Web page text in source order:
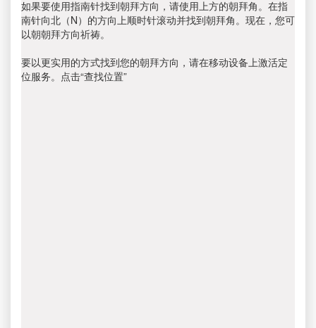
如果要使用指南针找到朝拜方向，请使用上方的朝拜角。在指
南针向北（N）的方向上顺时针滚动并找到朝拜角。现在，您可
以朝朝拜方向祈祷。
要以更实用的方式找到您的朝拜方向，请在移动设备上激活定
位服务。点击“查找位置”